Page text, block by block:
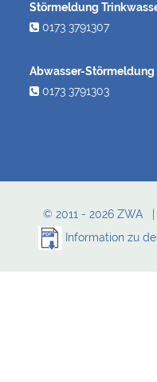
Störmeldung
0173 3791307
Abwasser-Störmeldung
0173 3791303
© 2011 - 2026 ZWA |
Information zu